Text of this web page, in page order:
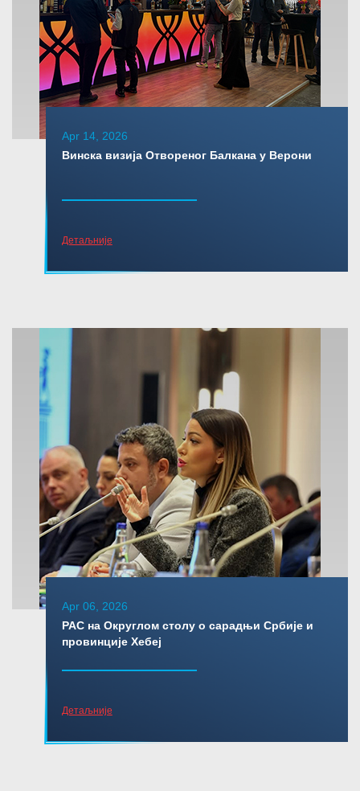
Apr 14, 2026
Винска визија Отвореног Балкана у Верони
Детаљније
Apr 06, 2026
РАС на Округлом столу о сарадњи Србије и
провинције Хебеј
Детаљније